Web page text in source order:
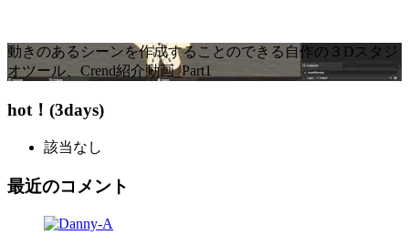
動きのあるシーンを作成することのできる自作の３Dスタジ
オツール、Crend紹介動画_Part1
hot！(3days)
該当なし
最近のコメント